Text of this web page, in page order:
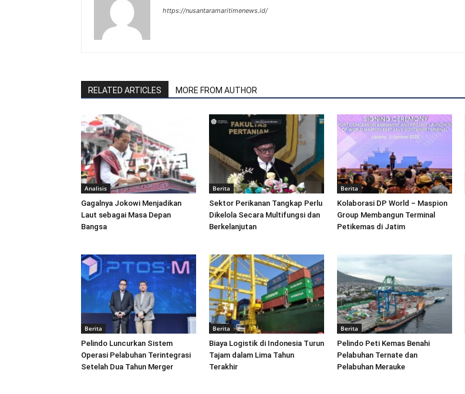
https://nusantaramaritimenews.id/
RELATED ARTICLES MORE FROM AUTHOR
Analisis
Gagalnya Jokowi Menjadikan
Laut sebagai Masa Depan
Bangsa
Berita
Sektor Perikanan Tangkap Perlu
Dikelola Secara Multifungsi dan
Berkelanjutan
Berita
Kolaborasi DP World – Maspion
Group Membangun Terminal
Petikemas di Jatim
Berita
Pelindo Luncurkan Sistem
Operasi Pelabuhan Terintegrasi
Setelah Dua Tahun Merger
Berita
Biaya Logistik di Indonesia Turun
Tajam dalam Lima Tahun
Terakhir
Berita
Pelindo Peti Kemas Benahi
Pelabuhan Ternate dan
Pelabuhan Merauke